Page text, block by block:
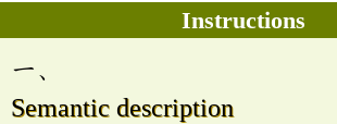
Instructions
一、
Semantic description